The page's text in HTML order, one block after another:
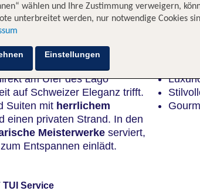
Hotelinformationen
am Ufer des Lago
auf Schweizer Eleganz trifft.
Suiten mit herrlichem
einen privaten Strand. In den
Meisterwerke serviert,
Entspannen einlädt.
Service
wählen und Ihre Zustimmung verweigern,
unterbreitet werden, nur notwendige Cookies
Einstellungen